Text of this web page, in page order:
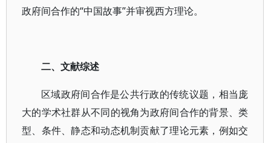
政府间合作的“中国故事”并审视西方理论。
二、文献综述
区域政府间合作是公共行政的传统议题，相当庞
大的学术社群从不同的视角为政府间合作的背景、类
型、条件、静态和动态机制贡献了理论元素，例如交